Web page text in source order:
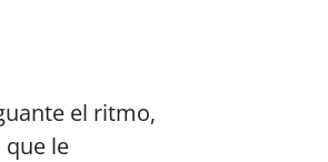
el ritmo,
le